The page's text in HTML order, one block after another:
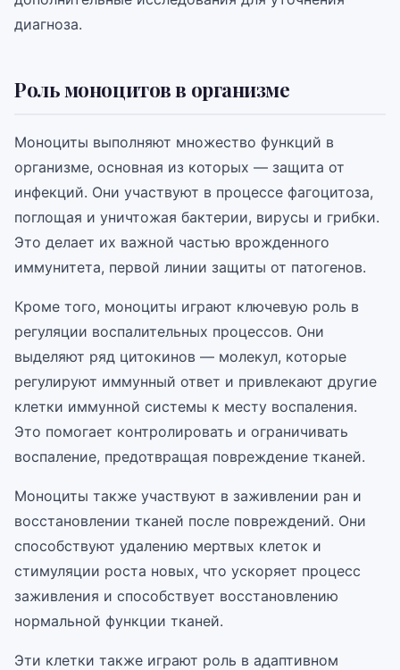
диагноза.
Роль моноцитов в организме
Моноциты выполняют множество функций в
организме, основная из которых — защита от
инфекций. Они участвуют в процессе фагоцитоза,
поглощая и уничтожая бактерии, вирусы и грибки.
Это делает их важной частью врожденного
иммунитета, первой линии защиты от патогенов.
Кроме того, моноциты играют ключевую роль в
регуляции воспалительных процессов. Они
выделяют ряд цитокинов — молекул, которые
регулируют иммунный ответ и привлекают другие
клетки иммунной системы к месту воспаления.
Это помогает контролировать и ограничивать
воспаление, предотвращая повреждение тканей.
Моноциты также участвуют в заживлении ран и
восстановлении тканей после повреждений. Они
способствуют удалению мертвых клеток и
стимуляции роста новых, что ускоряет процесс
заживления и способствует восстановлению
нормальной функции тканей.
Эти клетки также играют роль в адаптивном